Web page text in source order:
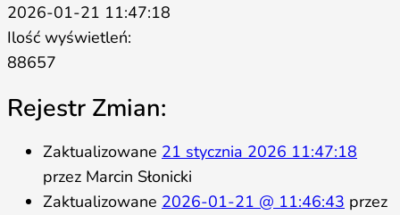
2026-01-21 11:47:18
Ilość wyświetleń:
88657
Rejestr Zmian:
Zaktualizowane 21 stycznia 2026 11:47:18
przez Marcin Słonicki
Zaktualizowane 2026-01-21 @ 11:46:43 przez